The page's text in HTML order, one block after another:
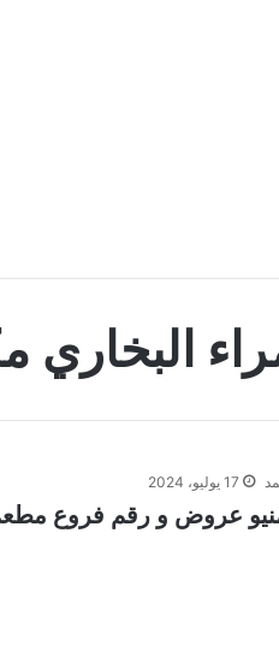
البخاري
17 يوليو، 2024
عروض و رقم فروع مطعم